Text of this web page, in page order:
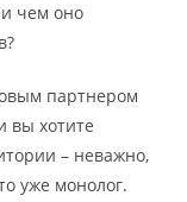
чем оно
партнером
вы хотите
– неважно,
уже монолог.